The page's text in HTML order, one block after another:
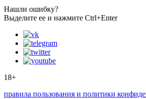
Нашли ошибку?
Выделите ее и нажмите Ctrl+Enter
18+
правила пользования и политики